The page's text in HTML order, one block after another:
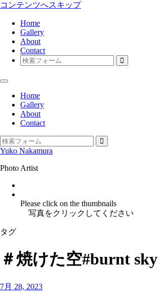
コンテンツへスキップ
Home
Gallery
About
Contact
検
Home
Gallery
About
Contact
検
Yuko Nakamura
Photo Artist
タグ
＃焼けた空#burnt sky
7月 28, 2023